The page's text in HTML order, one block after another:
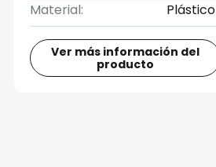
Material:
Plástico
Ver más información del
producto